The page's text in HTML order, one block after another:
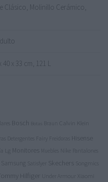
Clásico, Molinillo Cerámico,
x 33 cm, 121 L
Bosch Botas Braun
Detergentes Hisense
Lg Monitores
Pantalones
Samsung Skechers Songmics
Hilfiger